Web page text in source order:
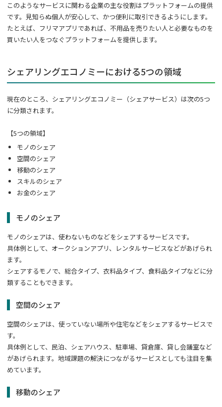
このようなサービスに関わる企業の主な役割はプラットフォームの提供
です。見知らぬ個人が安心して、かつ便利に取引できるようにします。
たとえば、フリマアプリであれば、不用品を売りたい人と必要なものを
買いたい人をつなぐプラットフォームを提供します。
シェアリングエコノミーにおける5つの領域
現在のところ、シェアリングエコノミー（シェアサービス）は次の5つ
に分類されます。
【5つの領域】
モノのシェア
空間のシェア
移動のシェア
スキルのシェア
お金のシェア
モノのシェア
モノのシェアは、使わないものなどをシェアするサービスです。
具体例として、オークションアプリ、レンタルサービスなどがあげられ
ます。
シェアするモノで、総合タイプ、衣料品タイプ、食料品タイプなどに分
類することもできます。
空間のシェア
空間のシェアは、使っていない場所や住宅などをシェアするサービスで
す。
具体例として、民泊、シェアハウス、駐車場、貸倉庫、貸し会議室など
があげられます。地域課題の解決につながるサービスとしても注目を集
めています。
移動のシェア